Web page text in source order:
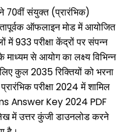
70वीं संयुक्त (प्रारंभिक)
ऑफलाइन मोड में आयोजित
में 933 परीक्षा केंद्रों पर संपन्न
से आयोग का लक्ष्य विभिन्न
कुल 2035 रिक्तियों को भरना
परीक्षा 2024 में शामिल
Answer Key 2024 PDF
उत्तर कुंजी डाउनलोड करने